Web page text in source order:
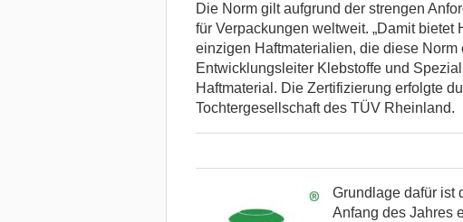
Die Norm gilt aufgrund der strengen
für Verpackungen weltweit. „Damit
einzigen Haftmaterialien, die diese Norm
Entwicklungsleiter Klebstoffe und
Haftmaterial. Die Zertifizierung erfolgte
Tochtergesellschaft des TÜV Rheinland.
Grundlage dafür ist
Anfang des Jahres